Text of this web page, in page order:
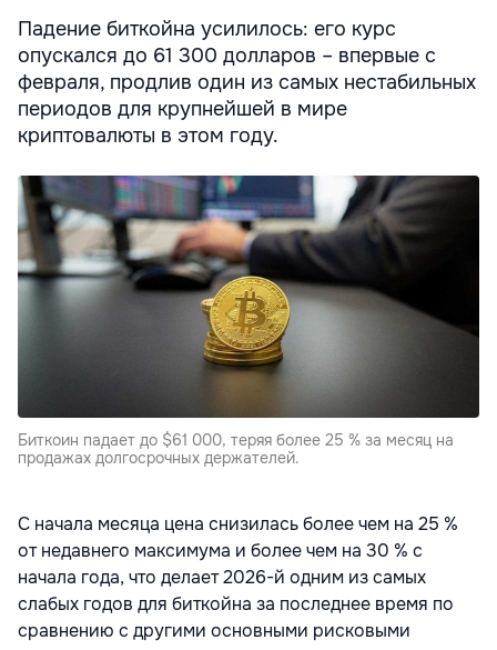
Падение биткойна усилилось: его курс
опускался до 61 300 долларов – впервые с
февраля, продлив один из самых нестабильных
периодов для крупнейшей в мире
криптовалюты в этом году.
Биткоин падает до $61 000, теряя более 25 % за месяц на
продажах долгосрочных держателей.
С начала месяца цена снизилась более чем на 25 %
от недавнего максимума и более чем на 30 % с
начала года, что делает 2026-й одним из самых
слабых годов для биткойна за последнее время по
сравнению с другими основными рисковыми